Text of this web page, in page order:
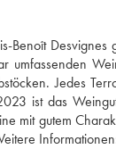
Benoît Desvignes
umfassenden
Jedes
ist das
mit gutem